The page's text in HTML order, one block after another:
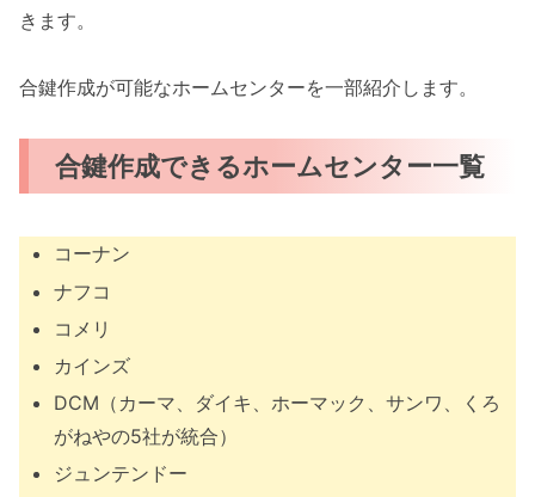
きます。
合鍵作成が可能なホームセンターを一部紹介します。
合鍵作成できるホームセンター一覧
コーナン
ナフコ
コメリ
カインズ
DCM（カーマ、ダイキ、ホーマック、サンワ、くろ
がねやの5社が統合）
ジュンテンドー